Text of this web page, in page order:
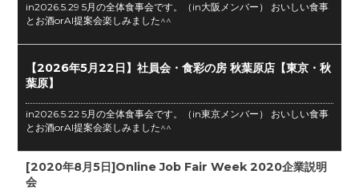
in2026.5.29 5月の全体食事会です。（in大阪メンバー） おいしい食事
とお酒orAI提案会楽しみました^^
【2026年5月22日】社員会・食彩の房 秋葉原店【東京・秋
葉原】
in2026.5.22 5月の全体食事会です。（in東京メンバー） おいしい食事
とお酒orAI提案会楽しみました^^
[2020年8月5日]Online Job Fair Week 2020企業説明
会